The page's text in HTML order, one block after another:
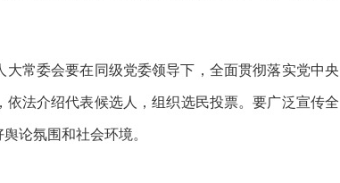
常委会要在同级党委领导下，全面贯彻落实党中央
法介绍代表候选人，组织选民投票。要广泛宣传全
论氛围和社会环境。